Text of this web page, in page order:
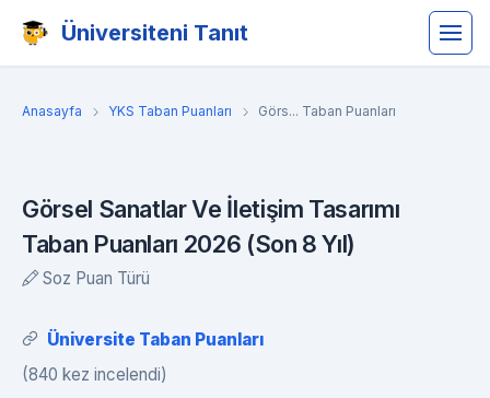
Üniversiteni Tanıt
Anasayfa YKS Taban Puanları Görs... Taban Puanları
Görsel Sanatlar Ve İletişim Tasarımı
Taban Puanları 2026 (Son 8 Yıl)
Soz Puan Türü
Üniversite Taban Puanları
(840 kez incelendi)